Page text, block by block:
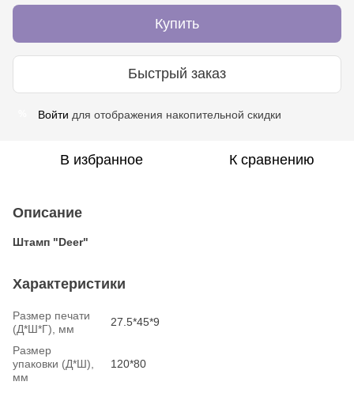
Купить
Быстрый заказ
Войти для отображения накопительной скидки
В избранное К сравнению
Описание
Штамп "Deer"
Характеристики
Размер печати
(Д*Ш*Г), мм
27.5*45*9
Размер
упаковки (Д*Ш),
мм
120*80